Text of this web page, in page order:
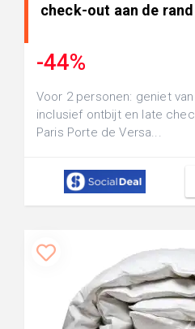
check-out aan de
-44%
Voor 2 personen: geniet
inclusief ontbijt en late
Paris Porte de Versa...